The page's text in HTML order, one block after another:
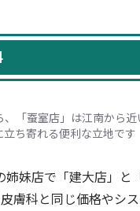
、「蚕室店」は江南から
立ち寄れる便利な立地です
姉妹店で「建大店」と
膚科と同じ価格やシ